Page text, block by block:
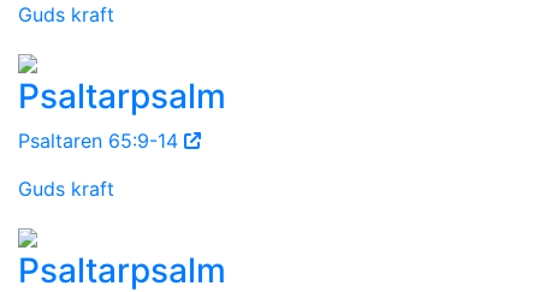
Guds kraft
Psaltarpsalm
Psaltaren 65:9-14
Guds kraft
Psaltarpsalm